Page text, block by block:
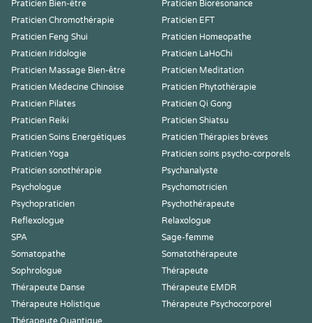
Praticien Bien-être
Praticien Biorésonance
Praticien Chromothérapie
Praticien EFT
Praticien Feng Shui
Praticien Homeopathe
Praticien Iridologie
Praticien LaHoChi
Praticien Massage Bien-être
Praticien Meditation
Praticien Médecine Chinoise
Praticien Phytothérapie
Praticien Pilates
Praticien Qi Gong
Praticien Reiki
Praticien Shiatsu
Praticien Soins Energétiques
Praticien Thérapies brèves
Praticien Yoga
Praticien soins psycho-corporels
Praticien sonothérapie
Psychanalyste
Psychologue
Psychomotricien
Psychopraticien
Psychothérapeute
Reflexologue
Relaxologue
SPA
Sage-femme
Somatopathe
Somatothérapeute
Sophrologue
Thérapeute
Thérapeute Danse
Thérapeute EMDR
Thérapeute Holistique
Thérapeute Psychocorporel
Thérapeute Quantique